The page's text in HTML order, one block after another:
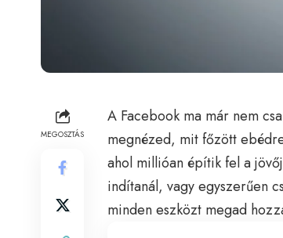
MEGOSZTÁS
A Facebook ma már nem
megnézed, mit főzött
ahol millióan építik fel a
indítanál, vagy egyszerűen
minden eszközt megad